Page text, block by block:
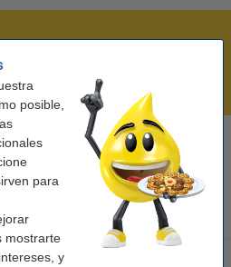
posible,
para
mostrarte
y
900 123 247
de 09:00 a 20:00.